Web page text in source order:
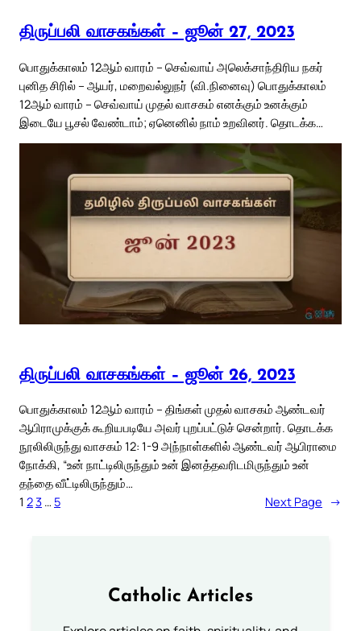
திருப்பலி வாசகங்கள் – ஜூன் 27, 2023
பொதுக்காலம் 12ஆம் வாரம் – செவ்வாய் அலெக்சாந்திரிய நகர்
புனித சிரில் – ஆயர், மறைவல்லுநர் (வி.நினைவு) பொதுக்காலம்
12ஆம் வாரம் – செவ்வாய் முதல் வாசகம் எனக்கும் உனக்கும்
இடையே பூசல் வேண்டாம்; ஏனெனில் நாம் உறவினர். தொடக்க…
திருப்பலி வாசகங்கள் – ஜூன் 26, 2023
பொதுக்காலம் 12ஆம் வாரம் – திங்கள் முதல் வாசகம் ஆண்டவர்
ஆபிராமுக்குக் கூறியபடியே அவர் புறப்பட்டுச் சென்றார். தொடக்க
நூலிலிருந்து வாசகம் 12: 1-9 அந்நாள்களில் ஆண்டவர் ஆபிராமை
நோக்கி, “உன் நாட்டிலிருந்தும் உன் இனத்தவரிடமிருந்தும் உன்
தந்தை வீட்டிலிருந்தும்…
1 23 … 5 Next Page →
Catholic Articles